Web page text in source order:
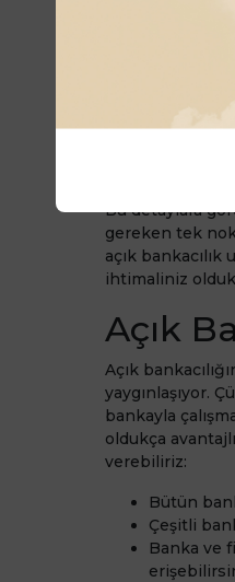
Açık
şüphesi
Kişisel
sunan
Bu detaylara
gereken tek
açık
ihtimaliniz
Açık
Açık
yaygınlaşıyor.
bankayla
oldukça
verebiliriz:
Bütün
Çeşitli
Banka ve